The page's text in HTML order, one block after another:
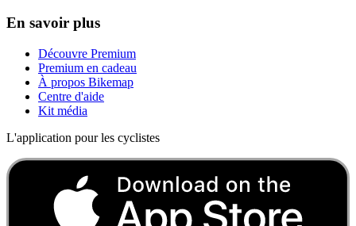
En savoir plus
Découvre Premium
Premium en cadeau
À propos Bikemap
Centre d'aide
Kit média
L'application pour les cyclistes